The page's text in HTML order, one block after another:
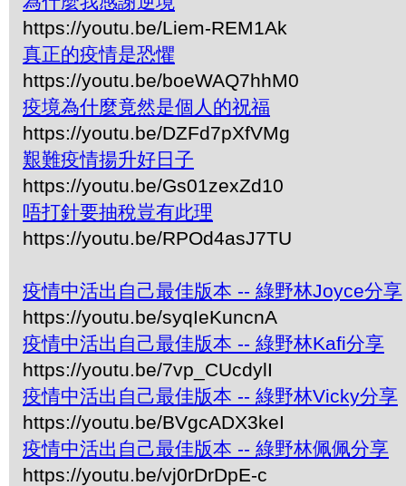
https://youtu.be/Liem-REM1Ak
真正的疫情是恐懼
https://youtu.be/boeWAQ7hhM0
疫境為什麼竟然是個人的祝福
https://youtu.be/DZFd7pXfVMg
艱難疫情揚升好日子
https://youtu.be/Gs01zexZd10
唔打針要抽稅豈有此理
https://youtu.be/RPOd4asJ7TU
疫情中活出自己最佳版本 -- 綠野林Joyce分享
https://youtu.be/syqIeKuncnA
疫情中活出自己最佳版本 -- 綠野林Kafi分享
https://youtu.be/7vp_CUcdylI
疫情中活出自己最佳版本 -- 綠野林Vicky分享
https://youtu.be/BVgcADX3keI
疫情中活出自己最佳版本 -- 綠野林佩佩分享
https://youtu.be/vj0rDrDpE-c